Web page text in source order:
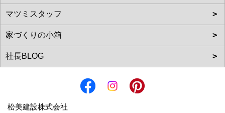
松美建設株式会社